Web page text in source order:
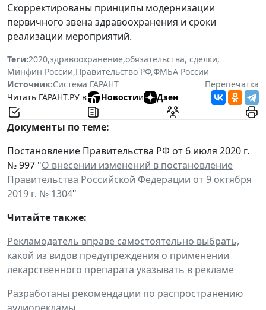
Скорректированы принципы модернизации
первичного звена здравоохранения и сроки
реализации мероприятий.
Теги:2020,здравоохранение,обязательства, сделки,
Минфин России,Правительство РФ,ФМБА России
Источник:Система ГАРАНТ
Перепечатка
Читать ГАРАНТ.РУ в
Новостии Дзен
Документы по теме:
Постановление Правительства РФ от 6 июля 2020 г.
№ 997 "О внесении изменений в постановление
Правительства Российской Федерации от 9 октября
2019 г. № 1304"
Читайте также:
Рекламодатель вправе самостоятельно выбрать,
какой из видов предупреждения о применении
лекарственного препарата указывать в рекламе
Разработаны рекомендации по распространению